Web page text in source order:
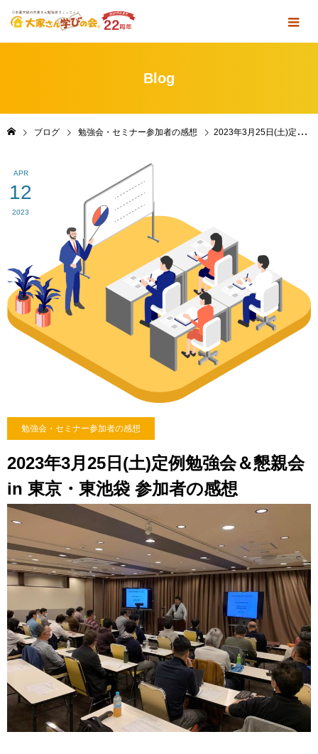
Blog
ブログ 勉強会・セミナー参加者の感想 2023年3月25日(土)定例勉強会＆懇親会 in 東京・東池袋 参加者の感想
APR
12
2023
勉強会・セミナー参加者の感想
2023年3月25日(土)定例勉強会＆懇親会
in 東京・東池袋 参加者の感想